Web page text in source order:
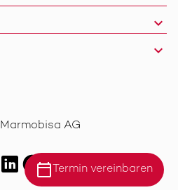
calendar_today Termin vereinbaren
Marmobisa AG